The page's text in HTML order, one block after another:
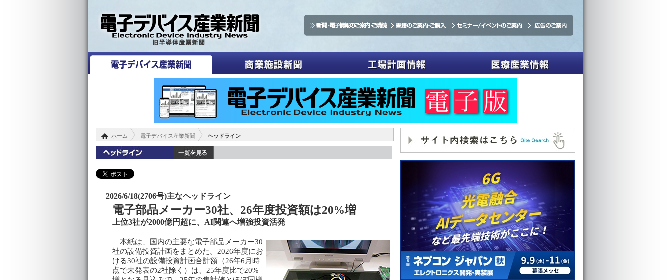
ホーム 電子デバイス産業新聞 ヘッドライン
2026/6/18(2706号)主なヘッドライン
電子部品メーカー30社、26年度投資額は20%増
上位3社が2000億円超に、AI関連へ増強投資活発
本紙は、国内の主要な電子部品メーカー30
社の設備投資計画をまとめた。2026年度にお
ける30社の設備投資計画合計額（26年6月時
点で未発表の2社除く）は、25年度比で20%